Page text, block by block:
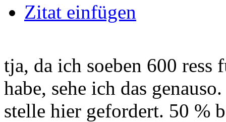
Zitat einfügen
tja, da ich soeben 600 ress
habe, sehe ich das
stelle hier gefordert. 50 %